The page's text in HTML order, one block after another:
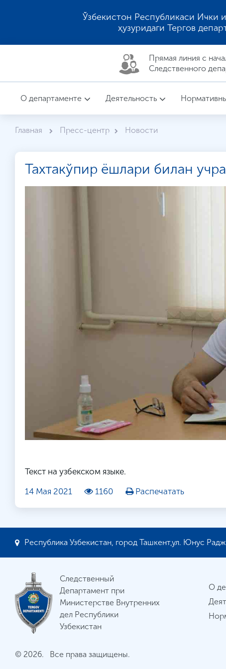
Ўзбекистон Республикаси Ички
ҳузуридаги Тергов
Прямая линия c
Следственного
О департаменте Деятельность
Главная Пресс-центр Новости
Тахтакўпир ёшлари билан
Текст на узбекском языке.
14 Мая 2021
1160 Распечатать
Республика Узбекистан, город Ташкент,ул. Юнус
Следственный
Департамент при
Министерстве Внутренних
дел Республики
Узбекистан
О
© 2026. Все права защищены.